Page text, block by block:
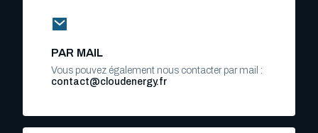
PAR MAIL
Vous pouvez également nous contacter par mail :
contact@cloudenergy.fr